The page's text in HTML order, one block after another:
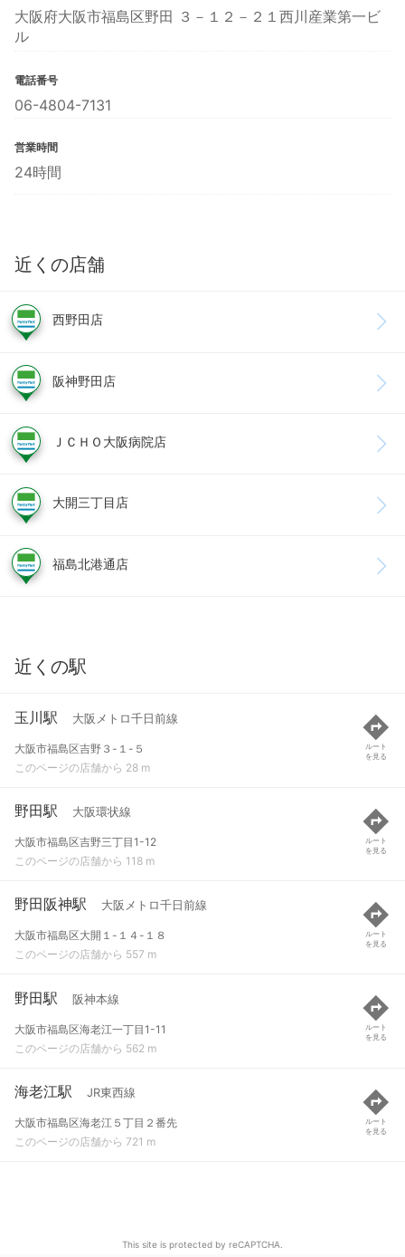
大阪府大阪市福島区野田 ３－１２－２１西川産業第一ビ
ル
電話番号
06-4804-7131
営業時間
24時間
近くの店舗
西野田店
阪神野田店
ＪＣＨＯ大阪病院店
大開三丁目店
福島北港通店
近くの駅
玉川駅 大阪メトロ千日前線
大阪市福島区吉野３-１-５
このページの店舗から 28 m
ルート
を見る
野田駅 大阪環状線
大阪市福島区吉野三丁目1-12
このページの店舗から 118 m
ルート
を見る
野田阪神駅 大阪メトロ千日前線
大阪市福島区大開１-１４-１８
このページの店舗から 557 m
ルート
を見る
野田駅 阪神本線
大阪市福島区海老江一丁目1-11
このページの店舗から 562 m
ルート
を見る
海老江駅 JR東西線
大阪市福島区海老江５丁目２番先
このページの店舗から 721 m
ルート
を見る
This site is protected by reCAPTCHA.